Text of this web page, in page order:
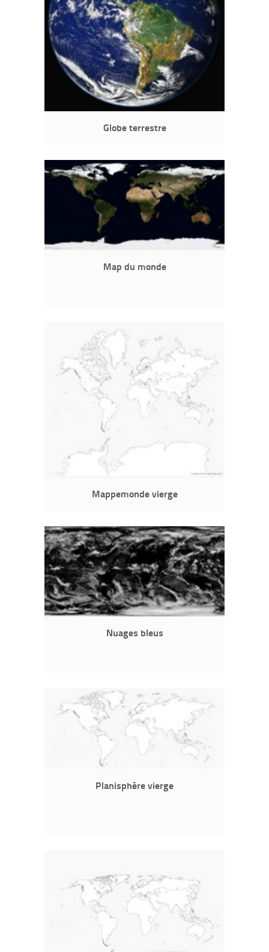
Globe terrestre
Map du monde
Mappemonde vierge
Nuages bleus
Planisphère vierge